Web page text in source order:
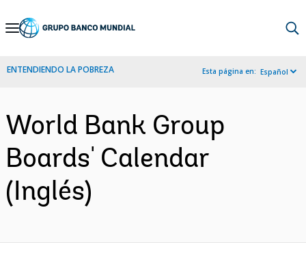
Skip
Navigation
ENTENDIENDO LA POBREZA Esta página en: Español
World Bank Group
Boards' Calendar
(Inglés)